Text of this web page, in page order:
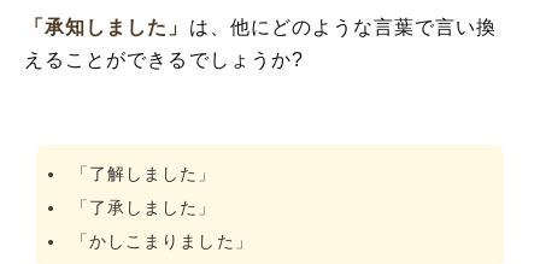
「承知しました」 は、他にどのような言葉で言い換
えることができるでしょうか?
「了解しました」
「了承しました」
「かしこまりました」